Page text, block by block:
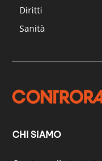
Diritti
Sanità
CHI SIAMO